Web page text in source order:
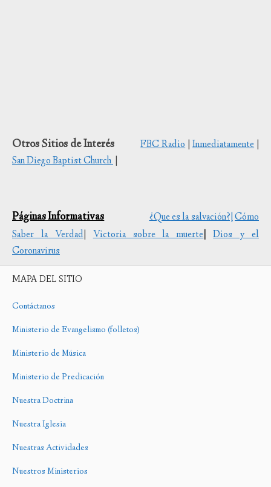
Otros Sitios de Interés FBC Radio|Inmediatamente
San Diego Baptist Church
Páginas Informativas ¿Que es la salvación?|Cómo
Saber la Verdad|Victoria sobre la muerte|
Dios y el
Coronavirus
MAPA DEL SITIO
Contáctanos
Ministerio de Evangelismo (folletos)
Ministerio de Música
Ministerio de Predicación
Nuestra Doctrina
Nuestra Iglesia
Nuestras Actividades
Nuestros Ministerios